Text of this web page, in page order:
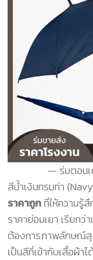
ร่มตอน
สีน้ำเงินกรมท่า
ราคาถูก ที่ให้ความรู้
ราคาย่อมเยา เรียกว่
ต้องการภาพลักษณ์
เป็นสีที่เข้ากับเสื้อผ้า